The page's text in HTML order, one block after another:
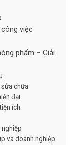
việc
phẩm – Giải
chữa
đại
ích
nghiệp
và doanh nghiệp